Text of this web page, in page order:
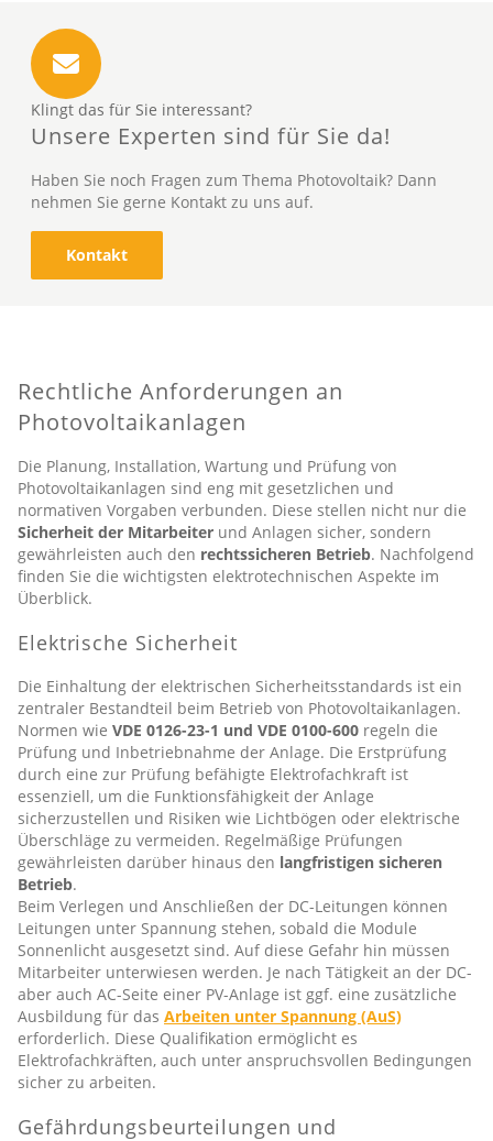
Klingt das für Sie interessant?
Unsere Experten sind für Sie da!
Haben Sie noch Fragen zum Thema Photovoltaik? Dann
nehmen Sie gerne Kontakt zu uns auf.
Kontakt
Rechtliche Anforderungen an
Photovoltaikanlagen
Die Planung, Installation, Wartung und Prüfung von
Photovoltaikanlagen sind eng mit gesetzlichen und
normativen Vorgaben verbunden. Diese stellen nicht nur die
Sicherheit der Mitarbeiter und Anlagen sicher, sondern
gewährleisten auch den rechtssicheren Betrieb. Nachfolgend
finden Sie die wichtigsten elektrotechnischen Aspekte im
Überblick.
Elektrische Sicherheit
Die Einhaltung der elektrischen Sicherheitsstandards ist ein
zentraler Bestandteil beim Betrieb von Photovoltaikanlagen.
Normen wie VDE 0126-23-1 und VDE 0100-600 regeln die
Prüfung und Inbetriebnahme der Anlage. Die Erstprüfung
durch eine zur Prüfung befähigte Elektrofachkraft ist
essenziell, um die Funktionsfähigkeit der Anlage
sicherzustellen und Risiken wie Lichtbögen oder elektrische
Überschläge zu vermeiden. Regelmäßige Prüfungen
gewährleisten darüber hinaus den langfristigen sicheren
Betrieb.
Beim Verlegen und Anschließen der DC-Leitungen können
Leitungen unter Spannung stehen, sobald die Module
Sonnenlicht ausgesetzt sind. Auf diese Gefahr hin müssen
Mitarbeiter unterwiesen werden. Je nach Tätigkeit an der DC-
aber auch AC-Seite einer PV-Anlage ist ggf. eine zusätzliche
Ausbildung für das Arbeiten unter Spannung (AuS)
erforderlich. Diese Qualifikation ermöglicht es
Elektrofachkräften, auch unter anspruchsvollen Bedingungen
sicher zu arbeiten.
Gefährdungsbeurteilungen und